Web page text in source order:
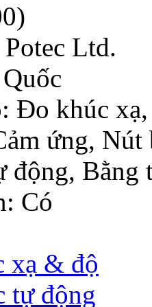
)
Potec Ltd.
Đo khúc
ứng, Nút
động, Bằng
Có